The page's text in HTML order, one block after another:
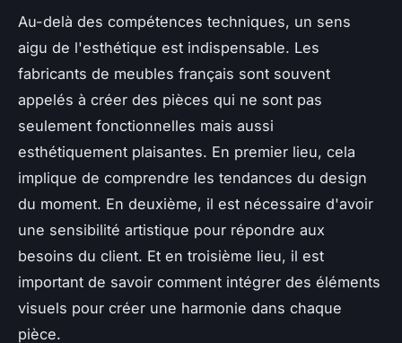
Au-delà des compétences techniques, un sens
aigu de l'esthétique est indispensable. Les
fabricants de meubles français sont souvent
appelés à créer des pièces qui ne sont pas
seulement fonctionnelles mais aussi
esthétiquement plaisantes. En premier lieu, cela
implique de comprendre les tendances du design
du moment. En deuxième, il est nécessaire d'avoir
une sensibilité artistique pour répondre aux
besoins du client. Et en troisième lieu, il est
important de savoir comment intégrer des éléments
visuels pour créer une harmonie dans chaque
pièce.